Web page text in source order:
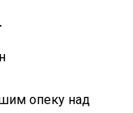
опеку над